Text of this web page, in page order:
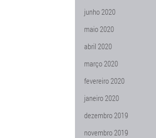
junho 2020
maio 2020
abril 2020
março 2020
fevereiro 2020
janeiro 2020
dezembro 2019
novembro 2019